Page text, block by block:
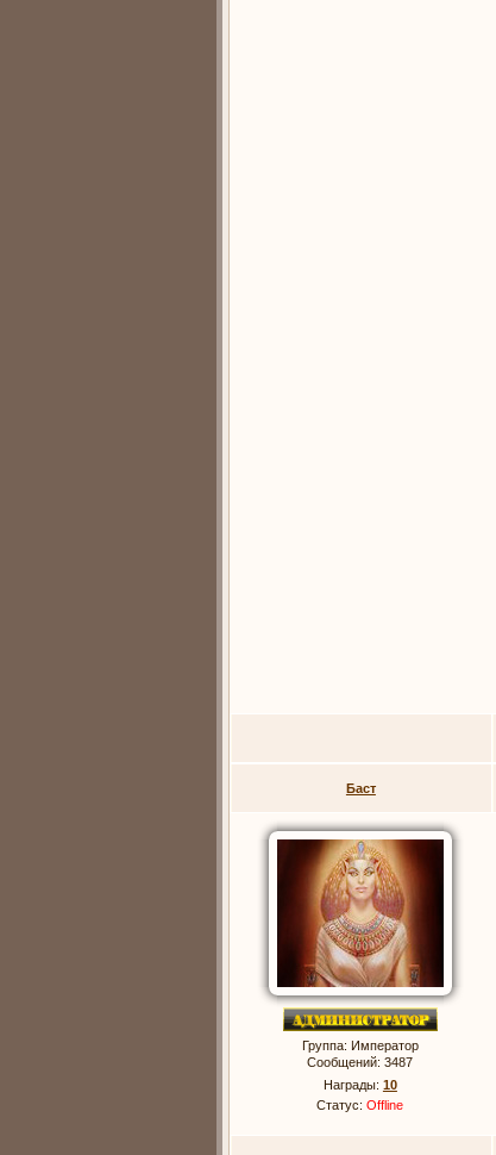
Баст
Группа: Император
Сообщений:3487
Награды: 10
Статус:Offline